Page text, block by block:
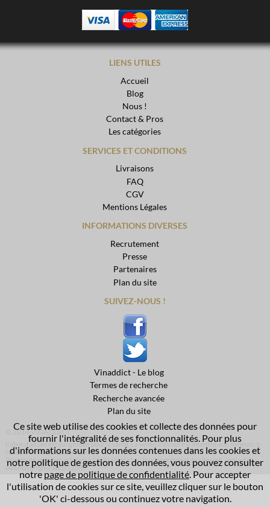
LIENS UTILES
Accueil
Blog
Nous !
Contact & Pros
Les catégories
SERVICES ET CONDITIONS
Livraisons
FAQ
CGV
Mentions Légales
INFORMATIONS DIVERSES
Recrutement
Presse
Partenaires
Plan du site
SUIVEZ-NOUS !
Vinaddict - Le blog
Termes de recherche
Recherche avancée
Plan du site
© 2014 VINADDICT
L'abus d’alcool est dangereux pour la santé. La vente d'alcool est interdite aux mineurs, à
consommer avec modération.
Pour toute question relative à l’utilisation et au fonctionnement du site web, contactez :
webmaster@vinaddict.com.
Ce site web utilise des cookies et collecte des données pour
fournir l'intégralité de ses fonctionnalités. Pour plus
d'informations sur les données contenues dans les cookies et
notre politique de gestion des données, vous pouvez consulter
notre page de politique de confidentialité . Pour accepter
l'utilisation de cookies sur ce site, veuillez cliquer sur le bouton
'OK' ci-dessous ou continuez votre navigation.